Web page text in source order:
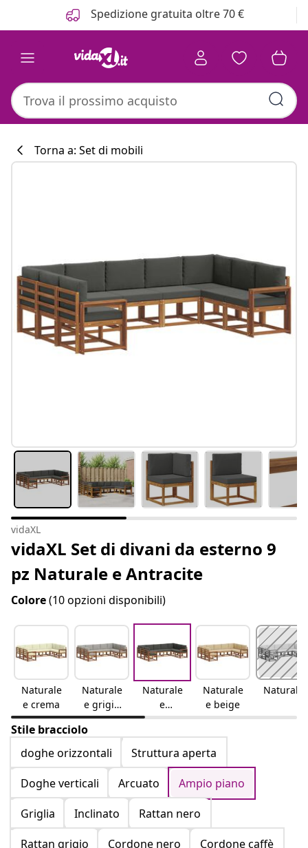
Spedizione gratuita oltre 70 €
Torna a: Set di mobili
vidaXL
vidaXL Set di divani da esterno 9
pz Naturale e Antracite
Colore(10 opzioni disponibili)
Naturale
e crema
Naturale
e grigio
chiaro
Naturale
e
antracite
Naturale
e beige
Naturale
Stile bracciolo
doghe orizzontali
Struttura aperta
Doghe verticali
Arcuato
Ampio piano
Griglia
Inclinato
Rattan nero
Rattan grigio
Cordone nero Cordone caffè